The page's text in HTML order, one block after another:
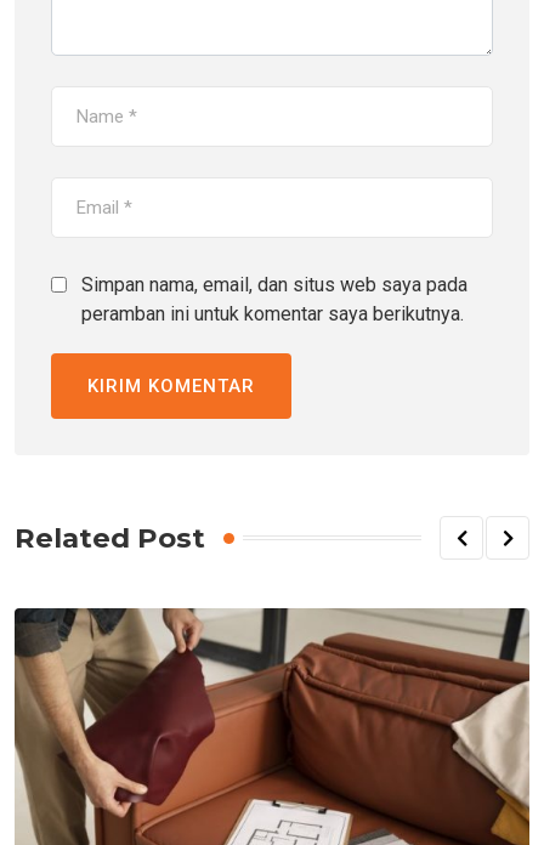
Simpan nama, email, dan situs web saya pada
peramban ini untuk komentar saya berikutnya.
Related Post